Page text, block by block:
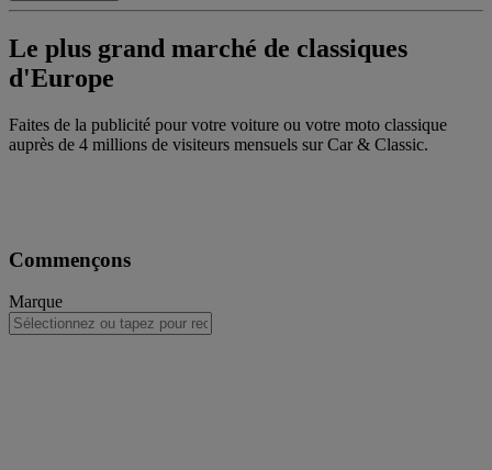
Le plus grand marché de classiques
d'Europe
Faites de la publicité pour votre voiture ou votre moto classique
auprès de 4 millions de visiteurs mensuels sur Car & Classic.
Commençons
Marque